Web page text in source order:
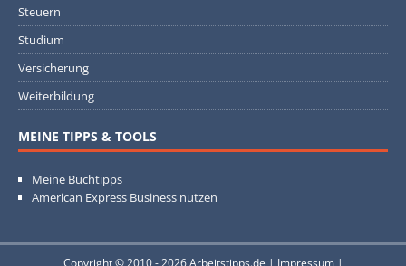
Steuern
Studium
Versicherung
Weiterbildung
MEINE TIPPS & TOOLS
Meine Buchtipps
American Express Business nutzen